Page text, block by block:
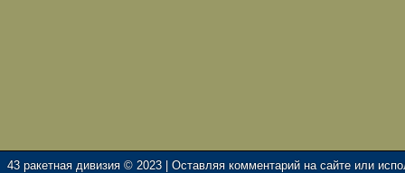
43 ракетная дивизия © 2023 | Оставляя комментарий на сайте или